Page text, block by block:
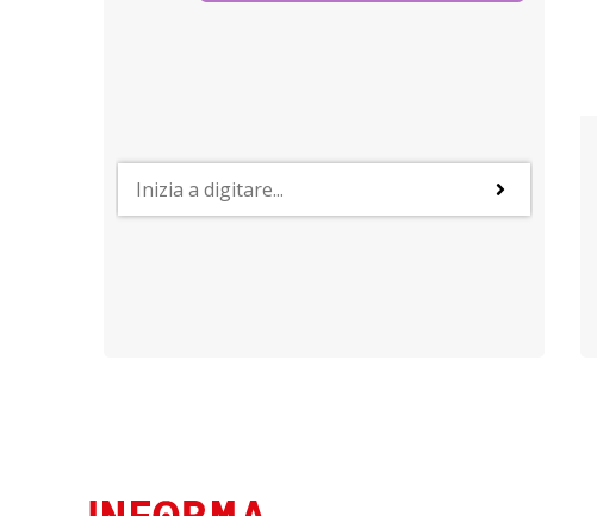
IoStudio. La Carta dello Studente